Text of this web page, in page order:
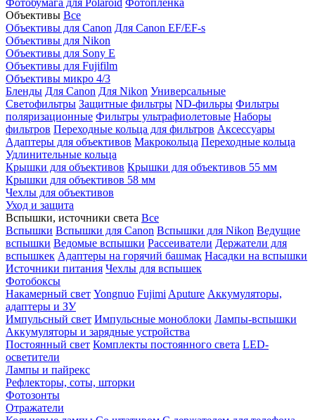
Фотобумага для Polaroid Фотопленка
Объективы Все
Объективы для Canon Для Canon EF/EF-s
Объективы для Nikon
Объективы для Sony E
Объективы для Fujifilm
Объективы микро 4/3
Бленды Для Canon Для Nikon Универсальные
Светофильтры Защитные фильтры ND-фильры Фильтры
поляризационные Фильтры ультрафиолетовые Наборы
фильтров Переходные кольца для фильтров Аксессуары
Адаптеры для объективов Макрокольца Переходные кольца
Удлинительные кольца
Крышки для объективов Крышки для объективов 55 мм
Крышки для объективов 58 мм
Чехлы для объективов
Уход и защита
Вспышки, источники света Все
Вспышки Вспышки для Canon Вспышки для Nikon Ведущие
вспышки Ведомые вспышки Рассеиватели Держатели для
вспышкек Адаптеры на горячий башмак Насадки на вспышки
Источники питания Чехлы для вспышек
Фотобоксы
Накамерный свет Yongnuo Fujimi Aputure Аккумуляторы,
адаптеры и ЗУ
Импульсный свет Импульсные моноблоки Лампы-вспышки
Аккумуляторы и зарядные устройства
Постоянный свет Комплекты постоянного света LED-
осветители
Лампы и пайрекс
Рефлекторы, соты, шторки
Фотозонты
Отражатели